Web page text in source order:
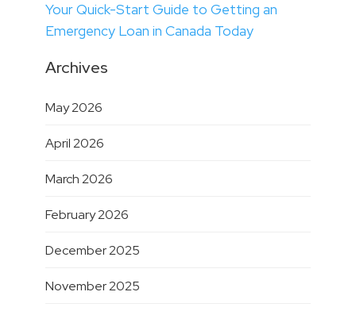
Your Quick-Start Guide to Getting an
Emergency Loan in Canada Today
Archives
May 2026
April 2026
March 2026
February 2026
December 2025
November 2025